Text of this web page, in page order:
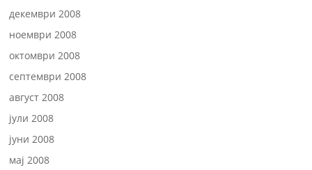
декември 2008
ноември 2008
октомври 2008
септември 2008
август 2008
јули 2008
јуни 2008
мај 2008